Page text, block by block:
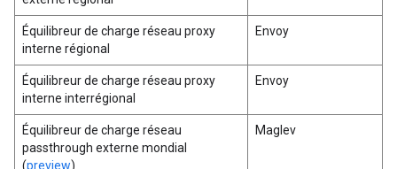
Équilibreur de charge réseau proxy
interne régional
Envoy
Équilibreur de charge réseau proxy
interne interrégional
Envoy
Équilibreur de charge réseau
passthrough externe mondial
(preview)
Maglev